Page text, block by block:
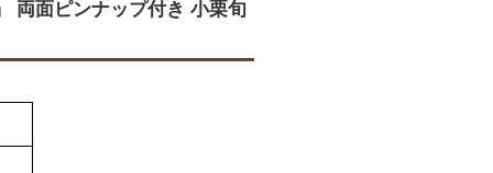
両面ピンナップ付き 小栗旬